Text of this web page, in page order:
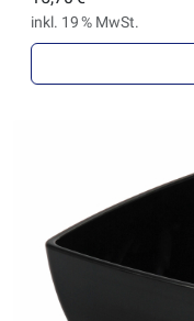
inkl. 19 % MwSt.